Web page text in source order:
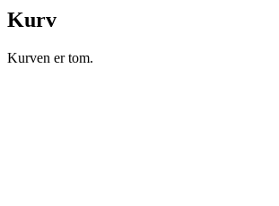
Kurv
Kurven er tom.